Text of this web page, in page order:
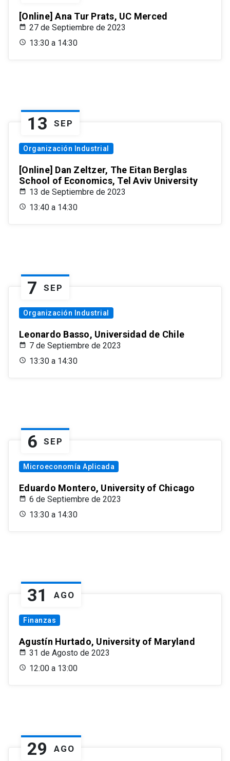
[Online] Ana Tur Prats, UC Merced
27 de Septiembre de 2023
13:30 a 14:30
13 SEP
Organización Industrial
[Online] Dan Zeltzer, The Eitan Berglas
School of Economics, Tel Aviv University
13 de Septiembre de 2023
13:40 a 14:30
7 SEP
Organización Industrial
Leonardo Basso, Universidad de Chile
7 de Septiembre de 2023
13:30 a 14:30
6 SEP
Microeconomía Aplicada
Eduardo Montero, University of Chicago
6 de Septiembre de 2023
13:30 a 14:30
31 AGO
Finanzas
Agustín Hurtado, University of Maryland
31 de Agosto de 2023
12:00 a 13:00
29 AGO